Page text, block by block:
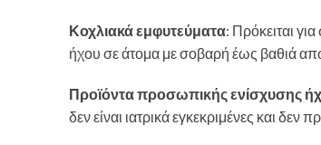
Κοχλιακά εμφυτεύματα: Πρόκειται
ήχου σε άτομα με σοβαρή έως βαθιά
Προϊόντα προσωπικής ενίσχυσης
δεν είναι ιατρικά εγκεκριμένες και δεν